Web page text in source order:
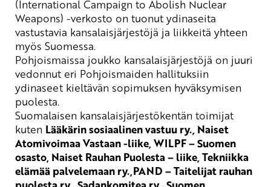
(International Campaign to Abolish Nuclear
Weapons) -verkosto on tuonut ydinaseita
vastustavia kansalaisjärjestöjä ja liikkeitä yhteen
myös Suomessa.
Pohjoismaissa joukko kansalaisjärjestöjä on juuri
vedonnut eri Pohjoismaiden hallituksiin
ydinaseet kieltävän sopimuksen hyväksymisen
puolesta.
Suomalaisen kansalaisjärjestökentän toimijat
kuten Lääkärin sosiaalinen vastuu ry., Naiset
Atomivoimaa Vastaan -liike, WILPF – Suomen
osasto, Naiset Rauhan Puolesta – liike, Tekniikka
elämää palvelemaan ry.,PAND – Taitelijat rauhan